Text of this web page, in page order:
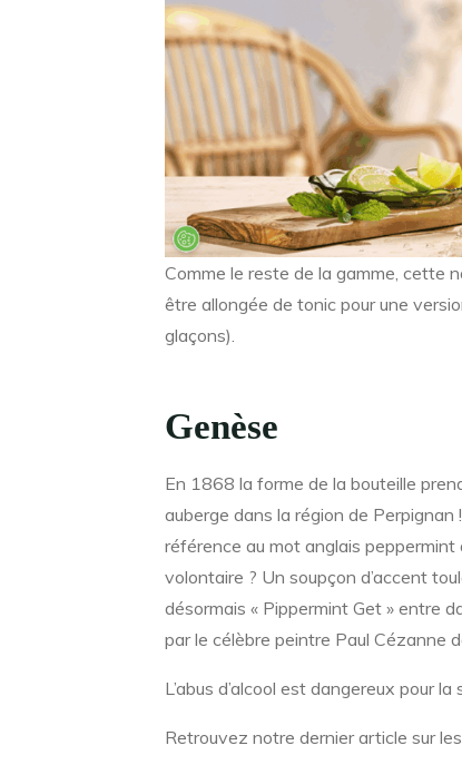
Comme le reste de la gamme, cette
être allongée de tonic pour une
glaçons).
Genèse
En 1868 la forme de la bouteille
auberge dans la région de
référence au mot anglais peppermint
volontaire ? Un soupçon d’accent
désormais « Pippermint Get » entre
par le célèbre peintre Paul Cézanne
L’abus d’alcool est dangereux pour
Retrouvez notre dernier article sur